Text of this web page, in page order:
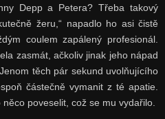
Depp a Petera? Třeba takový
žeru,“ napadlo ho asi čistě
coulem zapálený profesionál.
zasmát, ačkoliv jinak jeho nápad
těch pár sekund uvolňujícího
částečně vymanit z té apatie.
poveselit, což se mu vydařilo.